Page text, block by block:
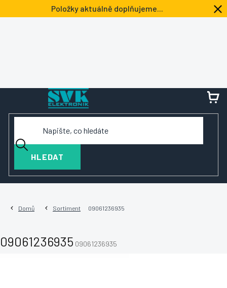
na
Položky aktuálně doplňujeme...
HLEDAT
Domů Sortiment 09061236935
09061236935 09061236935